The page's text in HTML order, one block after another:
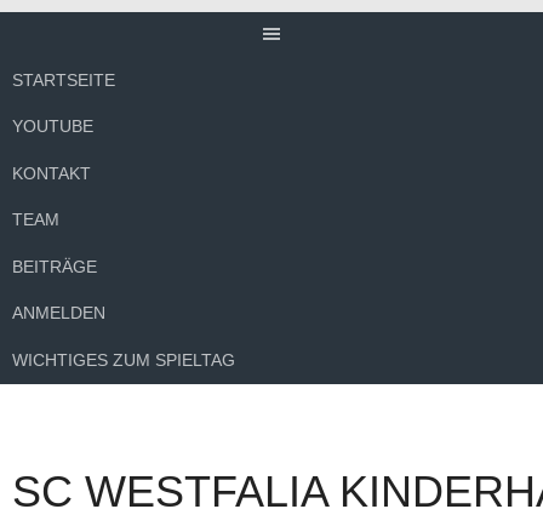
STARTSEITE
YOUTUBE
KONTAKT
TEAM
BEITRÄGE
ANMELDEN
WICHTIGES ZUM SPIELTAG
SC WESTFALIA